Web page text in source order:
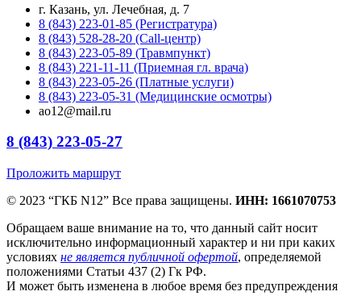
г. Казань, ул. Лечебная, д. 7
8 (843) 223-01-85 (Регистратура)
8 (843) 528-28-20 (Call-центр)
8 (843) 223-05-89 (Травмпункт)
8 (843) 221-11-11 (Приемная гл. врача)
8 (843) 223-05-26 (Платные услуги)
8 (843) 223-05-31 (Медицинские осмотры)
ao12@mail.ru
8 (843) 223-05-27
Проложить маршрут
© 2023 “ГКБ N12” Все права защищены. ИНН: 1661070753
Обращаем ваше внимание на то, что данный сайт носит
исключительно информационный характер и ни при каких
условиях не является публичной офертой, определяемой
положениями Статьи 437 (2) Гк РФ.
И может быть изменена в любое время без предупреждения